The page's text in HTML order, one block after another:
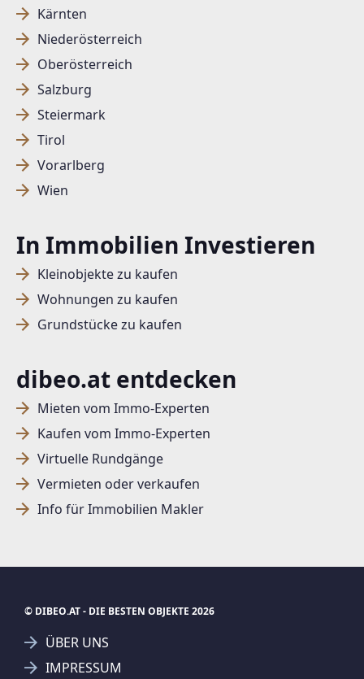
Kärnten
Niederösterreich
Oberösterreich
Salzburg
Steiermark
Tirol
Vorarlberg
Wien
In Immobilien Investieren
Kleinobjekte zu kaufen
Wohnungen zu kaufen
Grundstücke zu kaufen
dibeo.at entdecken
Mieten vom Immo-Experten
Kaufen vom Immo-Experten
Virtuelle Rundgänge
Vermieten oder verkaufen
Info für Immobilien Makler
© DIBEO.AT - DIE BESTEN OBJEKTE 2026
ÜBER UNS
IMPRESSUM